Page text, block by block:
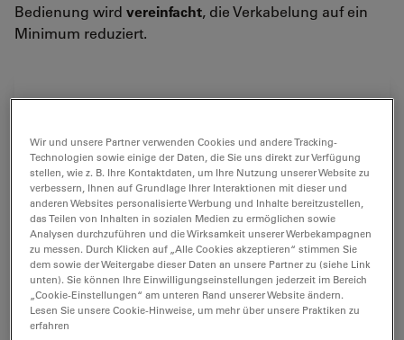
Bedienung wird vereinfacht, die Verkabelung auf ein
Minimum reduziert.
Wir und unsere Partner verwenden Cookies und andere Tracking-
Technologien sowie einige der Daten, die Sie uns direkt zur Verfügung
stellen, wie z. B. Ihre Kontaktdaten, um Ihre Nutzung unserer Website zu
verbessern, Ihnen auf Grundlage Ihrer Interaktionen mit dieser und
anderen Websites personalisierte Werbung und Inhalte bereitzustellen,
das Teilen von Inhalten in sozialen Medien zu ermöglichen sowie
Analysen durchzuführen und die Wirksamkeit unserer Werbekampagnen
zu messen. Durch Klicken auf „Alle Cookies akzeptieren“ stimmen Sie
dem sowie der Weitergabe dieser Daten an unsere Partner zu (siehe Link
unten). Sie können Ihre Einwilligungseinstellungen jederzeit im Bereich
„Cookie-Einstellungen“ am unteren Rand unserer Website ändern.
Lesen Sie unsere Cookie-Hinweise, um mehr über unsere Praktiken zu
erfahren